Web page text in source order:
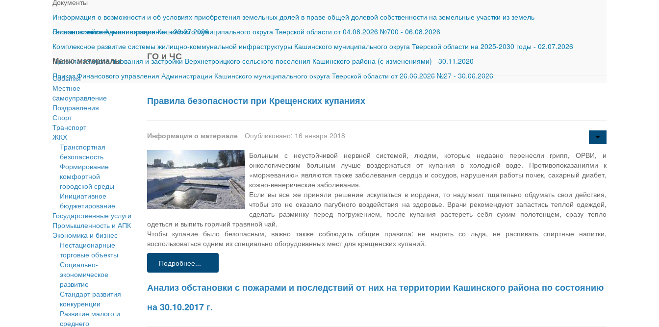
Документы
Информация о возможности и об условиях приобретения земельных долей в праве общей долевой собственности на земельные участки из земель
сельскохозяйственного назначения-29.07.2026
Постановление Администрации Кашинского муниципального округа Тверской области от 04.08.2026 №700 - 06.08.2026
Комплексное развитие системы жилищно-коммунальной инфраструктуры Кашинского муниципального округа Тверской области на 2025-2030 годы - 02.07.2026
Правила землепользования и застройки Верхнетроицкого сельского поселения Кашинского района (с изменениями) - 30.11.2020
Приказ Финансового управления Администрации Кашинского муниципального округа Тверской области от 26.06.2026 №27 - 30.06.2026
Меню материалы
События
Местное
cамоуправление
Поздравления
Спорт
Транспорт
ЖКХ
Транспортная
безопасность
Формирование
комфортной
городской среды
Инициативное
бюджетирование
Государственные услуги
Промышленность и АПК
Экономика и бизнес
Нестационарные
торговые объекты
Социально-
экономическое
развитие
Стандарт развития
конкуренции
Развитие малого и
среднего
ГО и ЧС
Правила безопасности при Крещенских купаниях
Информация о материале
Опубликовано: 16 января 2018
Больным с неустойчивой нервной системой, людям, которые недавно перенесли грипп, ОРВИ, и
онкологическим больным лучше воздержаться от купания в холодной воде. Противопоказаниями к
«моржеванию» являются также заболевания сердца и сосудов, нарушения работы почек, сахарный диабет,
кожно-венерические заболевания.
Если вы все же приняли решение искупаться в иордани, то надлежит тщательно обдумать свои действия,
чтобы это не оказало пагубного воздействия на здоровье. Врачи рекомендуют запастись теплой одеждой,
сделать разминку перед погружением, после купания растереть себя сухим полотенцем, сразу тепло
одеться и выпить горячий травяной чай.
Чтобы купание было безопасным, важно также соблюдать общие правила: не нырять со льда, не распивать спиртные напитки,
воспользоваться одним из специально оборудованных мест для крещенских купаний.
Подробнее...
Анализ обстановки с пожарами и последствий от них на территории Кашинского района по состоянию
на 30.10.2017 г.